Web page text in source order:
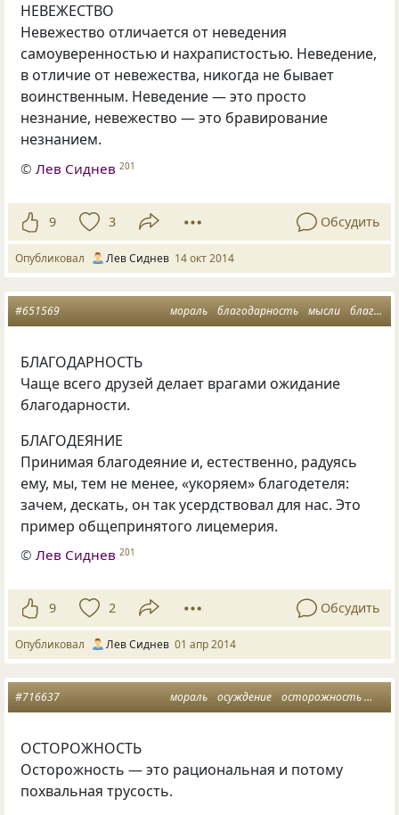
НЕВЕЖЕСТВО
Невежество отличается от неведения
самоуверенностью и нахрапистостью. Неведение,
в отличие от невежества, никогда не бывает
воинственным. Неведение — это просто
незнание, невежество — это бравирование
незнанием.
©Лев Сиднев 201
9 3 Обсудить
Опубликовал Лев Сиднев 14 окт 2014
мораль благодарность мысли благодеяние
#651569
БЛАГОДАРНОСТЬ
Чаще всего друзей делает врагами ожидание
благодарности.
БЛАГОДЕЯНИЕ
Принимая благодеяние и, естественно, радуясь
ему, мы, тем не менее, «укоряем» благодетеля:
зачем, дескать, он так усердствовал для нас. Это
пример общепринятого лицемерия.
©Лев Сиднев 201
9 2 Обсудить
Опубликовал Лев Сиднев 01 апр 2014
мораль осуждение осторожность
#716637
ОСТОРОЖНОСТЬ
Осторожность — это рациональная и потому
похвальная трусость.